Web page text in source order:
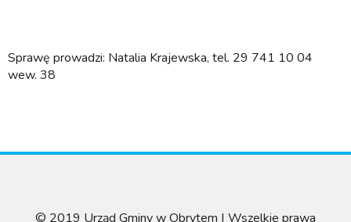
Sprawę prowadzi: Natalia Krajewska, tel. 29 741 10 04
wew. 38
© 2019 Urząd Gminy w Obrytem | Wszelkie prawa